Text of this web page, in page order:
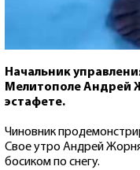
Начальник
Мелитополе Андрей
эстафете.
Чиновник
Свое утро Андрей
босиком по снегу.